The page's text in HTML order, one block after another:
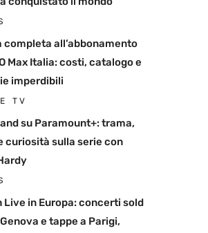
completa all’abbonamento
Max Italia: costi, catalogo e
imperdibili
TV
su Paramount+: trama,
curiosità sulla serie con
Live in Europa: concerti sold
e tappe a Parigi,